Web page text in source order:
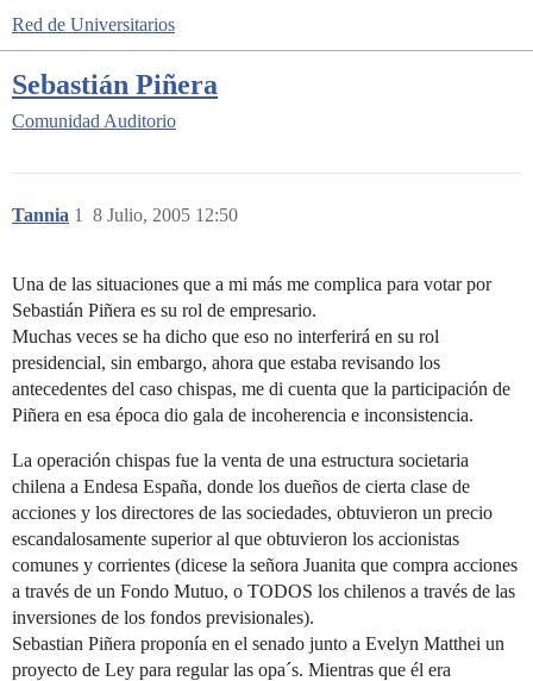
Red de Universitarios
Sebastián Piñera
Comunidad Auditorio
Tannia 8 Julio, 2005 12:50
1
Una de las situaciones que a mi más me complica para votar por
Sebastián Piñera es su rol de empresario.
Muchas veces se ha dicho que eso no interferirá en su rol
presidencial, sin embargo, ahora que estaba revisando los
antecedentes del caso chispas, me di cuenta que la participación de
Piñera en esa época dio gala de incoherencia e inconsistencia.
La operación chispas fue la venta de una estructura societaria
chilena a Endesa España, donde los dueños de cierta clase de
acciones y los directores de las sociedades, obtuvieron un precio
escandalosamente superior al que obtuvieron los accionistas
comunes y corrientes (dicese la señora Juanita que compra acciones
a través de un Fondo Mutuo, o TODOS los chilenos a través de las
inversiones de los fondos previsionales).
Sebastian Piñera proponía en el senado junto a Evelyn Matthei un
proyecto de Ley para regular las opa´s. Mientras que él era